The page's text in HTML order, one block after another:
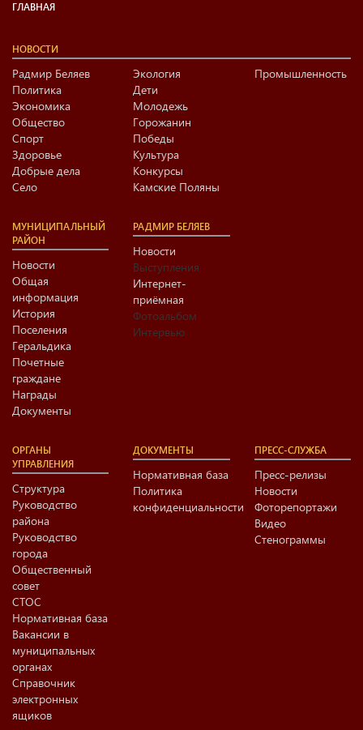
ГЛАВНАЯ
НОВОСТИ
Радмир Беляев
Политика
Экономика
Общество
Спорт
Здоровье
Добрые дела
Село
Экология
Дети
Молодежь
Горожанин
Победы
Культура
Конкурсы
Камские Поляны
Промышленность
МУНИЦИПАЛЬНЫЙ
РАЙОН
Новости
Общая
информация
История
Поселения
Геральдика
Почетные
граждане
Награды
Документы
РАДМИР БЕЛЯЕВ
Новости
Выступления
Интернет-
приёмная
Фотоальбом
Интервью
ОРГАНЫ
УПРАВЛЕНИЯ
Структура
Руководство
района
Руководство
города
Общественный
совет
СТОС
Нормативная база
Вакансии в
муниципальных
органах
Справочник
электронных
ящиков
ДОКУМЕНТЫ
Нормативная база
Политика
конфиденциальности
ПРЕСС-СЛУЖБА
Пресс-релизы
Новости
Фоторепортажи
Видео
Стенограммы